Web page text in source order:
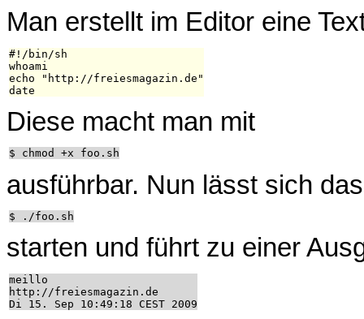
Man erstellt im Editor eine
#!/bin/sh
whoami
echo "http://freiesmagazin.de"
Diese macht man mit
ausführbar. Nun lässt sich
starten und führt zu einer
meillo
http://freiesmagazin.de